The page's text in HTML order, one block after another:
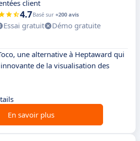
client
4.7Basé sur +200 avis
Essai gratuit
Démo gratuite
une alternative à Heptaward qui
de la visualisation des
En savoir plus